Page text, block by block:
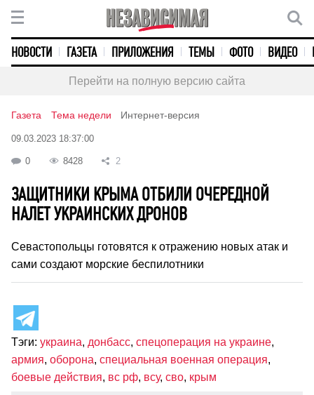
НОВОСТИ ГАЗЕТА ПРИЛОЖЕНИЯ ТЕМЫ ФОТО ВИДЕО
Перейти на полную версию сайта
Газета Тема недели Интернет-версия
09.03.2023 18:37:00
0 8428 2
ЗАЩИТНИКИ КРЫМА ОТБИЛИ ОЧЕРЕДНОЙ
НАЛЕТ УКРАИНСКИХ ДРОНОВ
Севастопольцы готовятся к отражению новых атак и
сами создают морские беспилотники
Тэги: украина, донбасс, спецоперация на украине,
армия, оборона, специальная военная операция,
боевые действия, вс рф, всу, сво, крым